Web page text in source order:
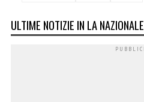
ULTIME NOTIZIE IN LA NAZIONALE